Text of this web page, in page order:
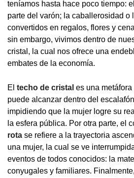
teníamos hasta hace poco tiempo:
parte del varón; la caballerosidad o
convertidos en regalos, flores y
sin embargo, vivimos dentro de
cristal, la cual nos ofrece una
embates de la economía.
El techo de cristal es una
puede alcanzar dentro del
impidiendo que la mujer logre su
la esfera pública. Por otra parte, el
rota se refiere a la trayectoria
una mujer, la cual se ve
eventos de todos conocidos: la
conyugales y familiares.